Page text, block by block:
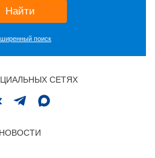
Найти
поиск
СЕТЯХ
НОВОСТИ